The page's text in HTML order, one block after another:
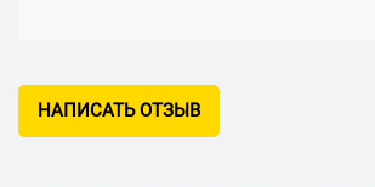
НАПИСАТЬ ОТЗЫВ